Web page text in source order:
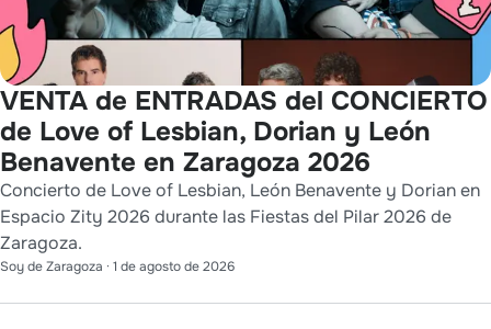
VENTA de ENTRADAS del CONCIERTO
de Love of Lesbian, Dorian y León
Benavente en Zaragoza 2026
Concierto de Love of Lesbian, León Benavente y Dorian en
Espacio Zity 2026 durante las Fiestas del Pilar 2026 de
Zaragoza.
Soy de Zaragoza · 1 de agosto de 2026